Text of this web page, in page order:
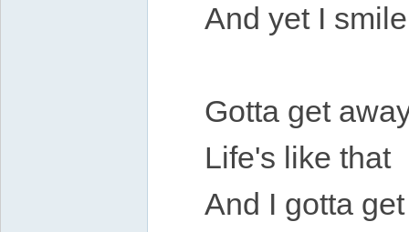
And yet I
Gotta get
Life's like that
And I gotta